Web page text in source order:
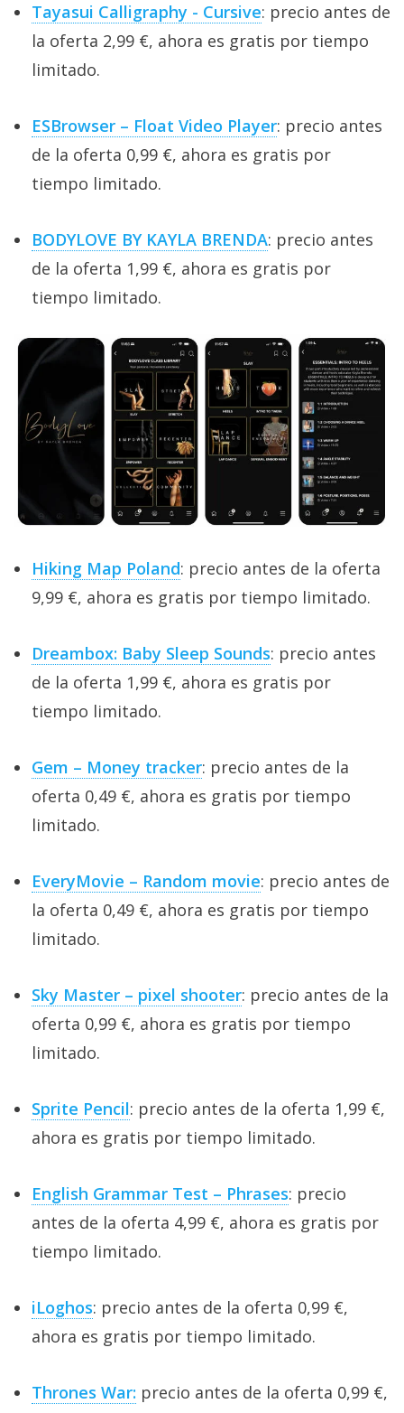
Tayasui Calligraphy - Cursive: precio antes de
la oferta 2,99 €, ahora es gratis por tiempo
limitado.
ESBrowser – Float Video Player: precio antes
de la oferta 0,99 €, ahora es gratis por
tiempo limitado.
BODYLOVE BY KAYLA BRENDA: precio antes
de la oferta 1,99 €, ahora es gratis por
tiempo limitado.
Hiking Map Poland: precio antes de la oferta
9,99 €, ahora es gratis por tiempo limitado.
Dreambox: Baby Sleep Sounds: precio antes
de la oferta 1,99 €, ahora es gratis por
tiempo limitado.
Gem – Money tracker: precio antes de la
oferta 0,49 €, ahora es gratis por tiempo
limitado.
EveryMovie – Random movie: precio antes de
la oferta 0,49 €, ahora es gratis por tiempo
limitado.
Sky Master – pixel shooter: precio antes de la
oferta 0,99 €, ahora es gratis por tiempo
limitado.
Sprite Pencil: precio antes de la oferta 1,99 €,
ahora es gratis por tiempo limitado.
English Grammar Test – Phrases: precio
antes de la oferta 4,99 €, ahora es gratis por
tiempo limitado.
iLoghos: precio antes de la oferta 0,99 €,
ahora es gratis por tiempo limitado.
Thrones War: precio antes de la oferta 0,99 €,